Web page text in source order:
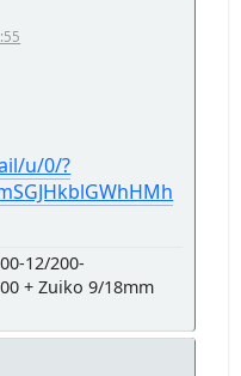
u/0/?
12/200-
+ Zuiko 9/18mm